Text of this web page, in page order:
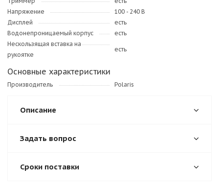
Напряжение
100 - 240 В
Дисплей
есть
Водонепроницаемый корпус
есть
Нескользящая вставка на
рукоятке
есть
Основные характеристики
Производитель Polaris
Описание
Задать вопрос
Сроки поставки